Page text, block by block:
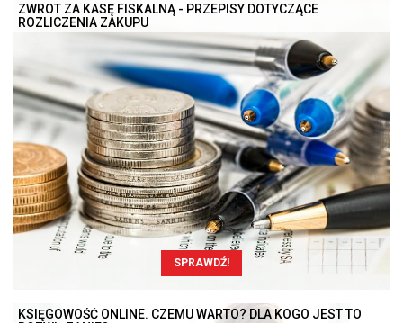
ZWROT ZA KASĘ FISKALNĄ - PRZEPISY DOTYCZĄCE
ROZLICZENIA ZAKUPU
SPRAWDŹ!
KSIĘGOWOŚĆ ONLINE. CZEMU WARTO? DLA KOGO JEST TO